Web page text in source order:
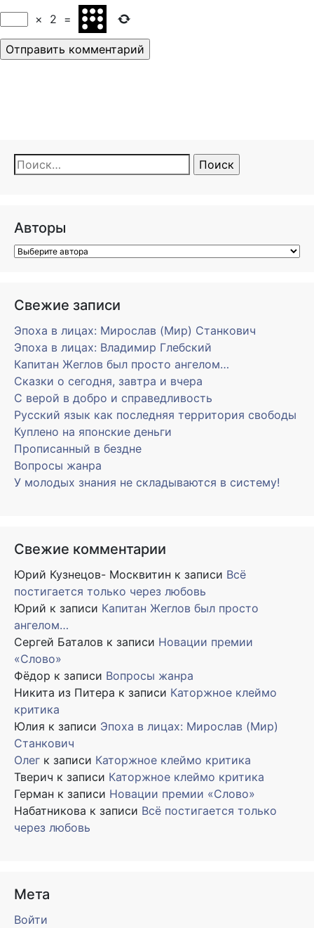
× 2 =
Найти:
Авторы
Свежие записи
Эпоха в лицах: Мирослав (Мир) Станкович
Эпоха в лицах: Владимир Глебский
Капитан Жеглов был просто ангелом…
Сказки о сегодня, завтра и вчера
С верой в добро и справедливость
Русский язык как последняя территория свободы
Куплено на японские деньги
Прописанный в бездне
Вопросы жанра
У молодых знания не складываются в систему!
Свежие комментарии
Юрий Кузнецов- Москвитин к записи Всё
постигается только через любовь
Юрий к записи Капитан Жеглов был просто
ангелом…
Сергей Баталов к записи Новации премии
«Слово»
Фёдор к записи Вопросы жанра
Никита из Питера к записи Каторжное клеймо
критика
Юлия к записи Эпоха в лицах: Мирослав (Мир)
Станкович
Олег к записи Каторжное клеймо критика
Тверич к записи Каторжное клеймо критика
Герман к записи Новации премии «Слово»
Набатникова к записи Всё постигается только
через любовь
Мета
Войти